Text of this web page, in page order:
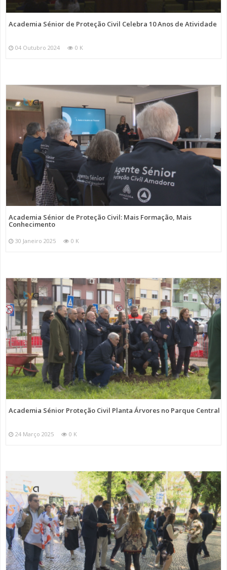
Academia Sénior de Proteção Civil Celebra 10 Anos de Atividade
04 Outubro 2024 0 K
Academia Sénior de Proteção Civil: Mais Formação, Mais
Conhecimento
30 Janeiro 2025 0 K
Academia Sénior Proteção Civil Planta Árvores no Parque Central
24 Março 2025 0 K